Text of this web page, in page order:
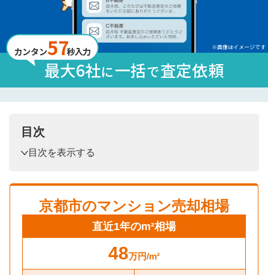
※画像はイメージです
カンタン57秒入力
最大6社に一括で査定依頼
目次
目次を表示する
京都市のマンション売却相場
直近1年のm²相場
48万円/m²